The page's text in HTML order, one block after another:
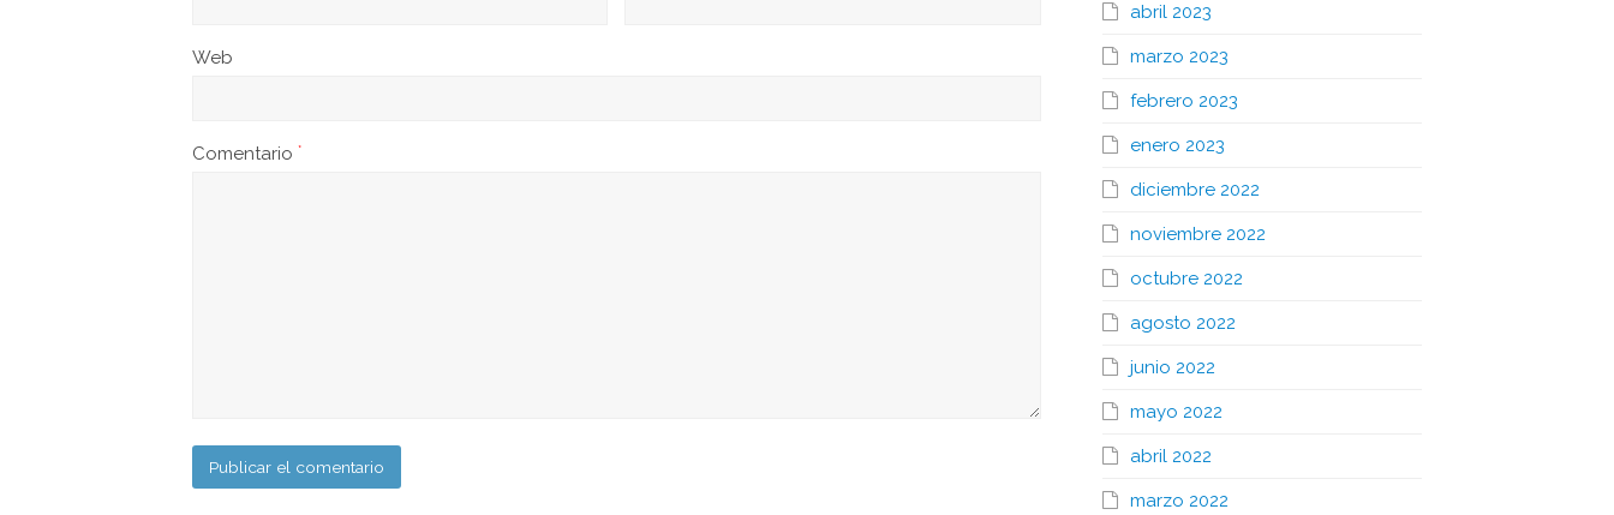
Web
Comentario *
abril 2023
marzo 2023
febrero 2023
enero 2023
diciembre 2022
noviembre 2022
octubre 2022
agosto 2022
junio 2022
mayo 2022
abril 2022
marzo 2022